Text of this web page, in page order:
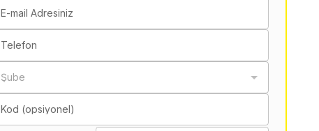
E-mail Adresiniz
Telefon
Şube
Kod (opsiyonel)